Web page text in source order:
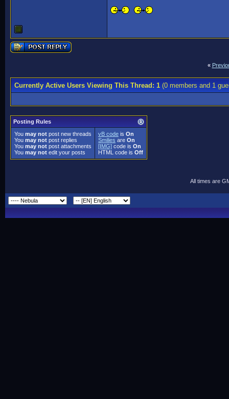
«
Currently Active Users Viewing This Thread: 1(0 members and 1
Posting Rules
You may not post new threads
You may not post replies
You may not post attachments
You may not edit your posts
vB code is On
Smilies are On
[IMG] code is On
HTML code is Off
All times are